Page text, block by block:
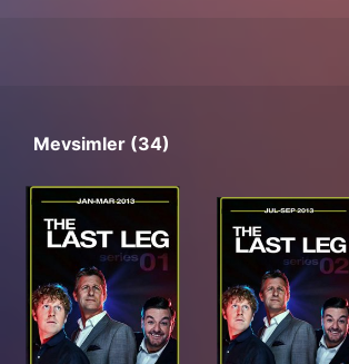
Mevsimler (34)